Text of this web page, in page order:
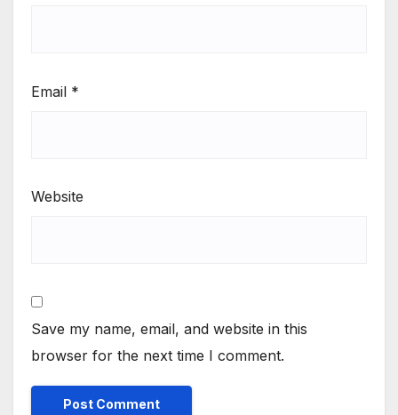
Email *
Website
Save my name, email, and website in this
browser for the next time I comment.